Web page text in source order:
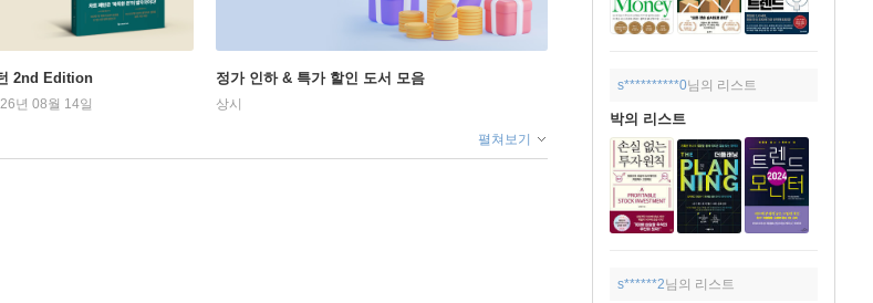
s**********0님의 리스트
박의 리스트
s******2님의 리스트
2nd Edition
년 08월 14일
정가 인하 & 특가 할인 도서 모음
상시
펼쳐보기